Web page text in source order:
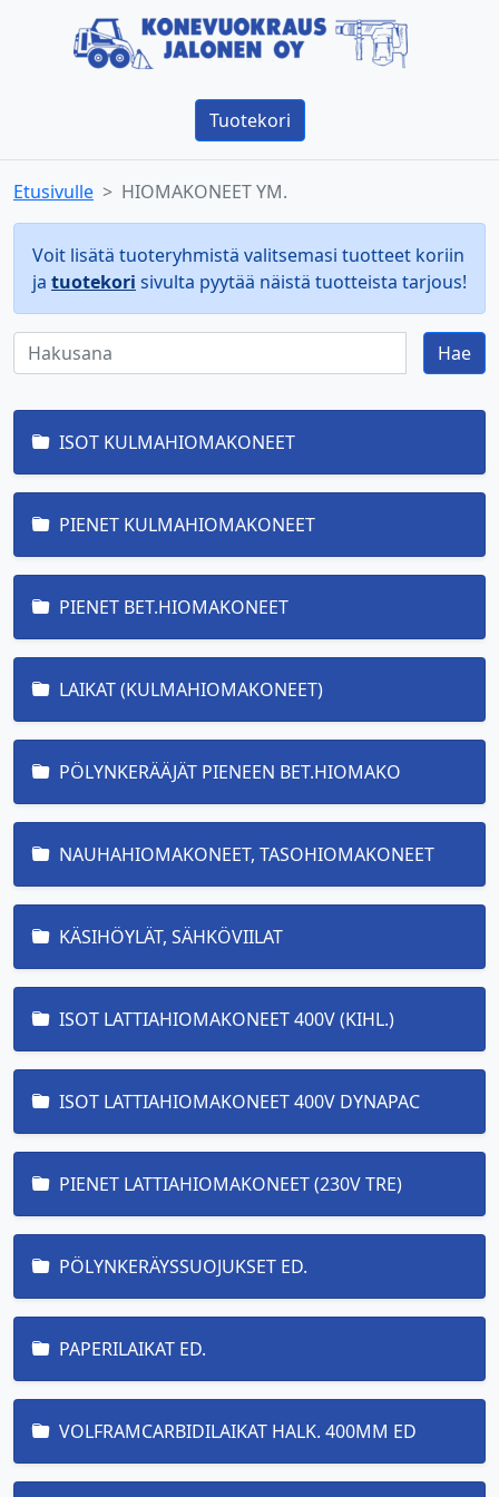
Tuotekori
Etusivulle HIOMAKONEET YM.
Voit lisätä tuoteryhmistä valitsemasi tuotteet koriin
ja tuotekori sivulta pyytää näistä tuotteista tarjous!
Hae
ISOT KULMAHIOMAKONEET
PIENET KULMAHIOMAKONEET
PIENET BET.HIOMAKONEET
LAIKAT (KULMAHIOMAKONEET)
PÖLYNKERÄÄJÄT PIENEEN BET.HIOMAKO
NAUHAHIOMAKONEET, TASOHIOMAKONEET
KÄSIHÖYLÄT, SÄHKÖVIILAT
ISOT LATTIAHIOMAKONEET 400V (KIHL.)
ISOT LATTIAHIOMAKONEET 400V DYNAPAC
PIENET LATTIAHIOMAKONEET (230V TRE)
PÖLYNKERÄYSSUOJUKSET ED.
PAPERILAIKAT ED.
VOLFRAMCARBIDILAIKAT HALK. 400MM ED